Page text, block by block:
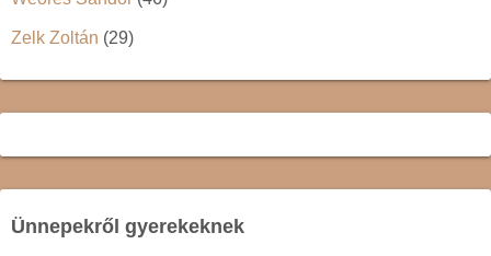
Zelk Zoltán (29)
Ünnepekről gyerekeknek